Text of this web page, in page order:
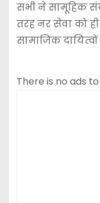
सभी ने सामूहिक
तरह नर सेवा को
सामाजिक
There is no ads